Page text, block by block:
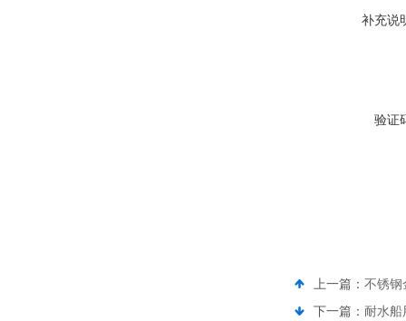
补充说
验证
上一篇： 不锈钢
下一篇： 耐水船